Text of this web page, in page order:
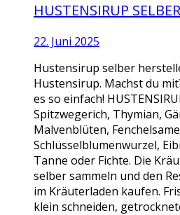
HUSTENSIRUP
22. Juni 2025
Hustensirup selber
Hustensirup. Machst du
es so einfach!
Spitzwegerich, Thymian,
Malvenblüten,
Schlüsselblumenwurzel,
Tanne oder Fichte. Die
selber sammeln und den
im Kräuterladen kaufen.
klein schneiden,